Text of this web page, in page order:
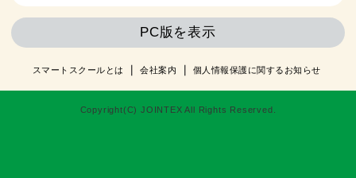
PC版を表示
スマートスクールとは 会社案内 個人情報保護に関するお知らせ
Copyright(C) JOINTEX All Rights Reserved.